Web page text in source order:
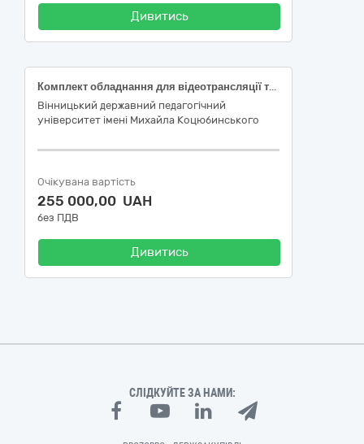
Дивитись
Комплект обладнання для відеотрансляції та запису у складі : камера HDMI and USB2.0 PTZ, матричний HDMI-комутатор 4x4 4K, пристрій захвату відео код ДК 021:2015: 32230000-4 — Апаратура для передавання радіосигналу з приймальною апаратурою для відтворення зображення та звуку
Вінницький державний педагогічний
університет імені Михайла Коцюбинського
Очікувана вартість
255 000,00 UAH
без ПДВ
Дивитись
СЛІДКУЙТЕ ЗА НАМИ: